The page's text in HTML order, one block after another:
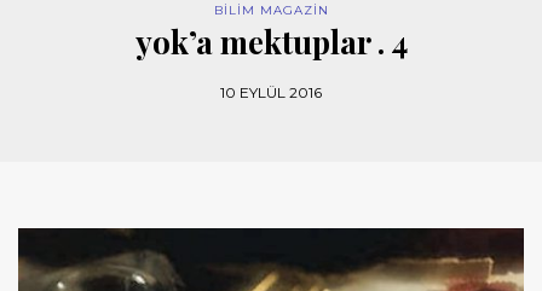
BİLİM MAGAZİN
yok’a mektuplar . 4
10 EYLÜL 2016